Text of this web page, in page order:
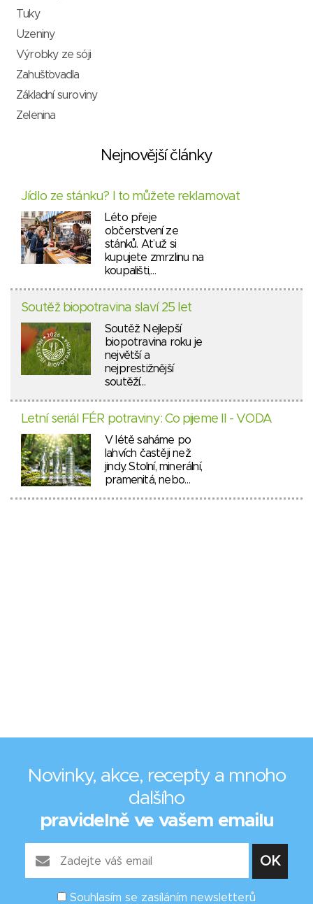
Tuky
Uzeniny
Výrobky ze sóji
Zahušťovadla
Základní suroviny
Zelenina
Nejnovější články
Jídlo ze stánku? I to můžete reklamovat
Léto přeje
občerstvení ze
stánků. Ať už si
kupujete zmrzlinu na
koupališti,…
Soutěž biopotravina slaví 25 let
Soutěž Nejlepší
biopotravina roku je
největší a
nejprestižnější
soutěží…
Letní seriál FÉR potraviny: Co pijeme II - VODA
V létě saháme po
lahvích častěji než
jindy. Stolní, minerální,
pramenitá, nebo…
Novinky, akce, recepty a mnoho
dalšího
pravidelně ve vašem emailu
Souhlasím se zasíláním newsletterů